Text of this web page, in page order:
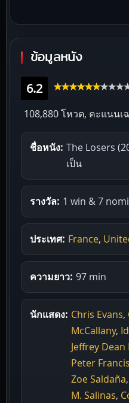
ข้อมูลหนัง
6.2
108,880 โหวต, คะแนนเ
ชื่อหนัง: The Losers
เป็น
รางวัล: 1 win & 7
ประเทศ: France,
ความยาว: 97 min
นักแสดง: Chris Evans,
McCallany,
Jeffrey
Peter
Zoe Saldaña,
M. Salinas,